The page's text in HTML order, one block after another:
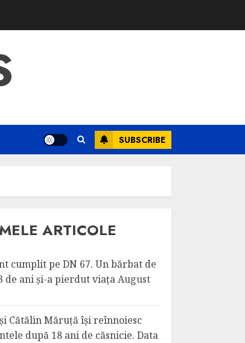
SUBSCRIBE
ARTICOLE
cumplit pe DN 67. Un bărbat de
de ani și-a pierdut viațaAugust
Cătălin Măruță își reînnoiesc
după 18 ani de căsnicie. Data